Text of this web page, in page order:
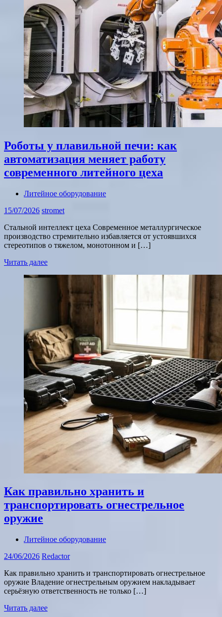
Роботы у плавильной печи: как
автоматизация меняет работу
современного литейного цеха
Литейное оборудование
15/07/2026 stromet
Стальной интеллект цеха Современное металлургическое
производство стремительно избавляется от устоявшихся
стереотипов о тяжелом, монотонном и […]
Читать далее
Как правильно хранить и
транспортировать огнестрельное
оружие
Литейное оборудование
24/06/2026 Redactor
Как правильно хранить и транспортировать огнестрельное
оружие Владение огнестрельным оружием накладывает
серьёзную ответственность не только […]
Читать далее